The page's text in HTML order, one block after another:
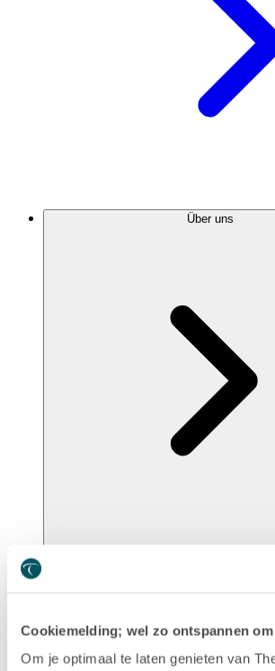
Cookiemelding; wel zo ontspannen
Om je optimaal te laten genieten van
Über uns